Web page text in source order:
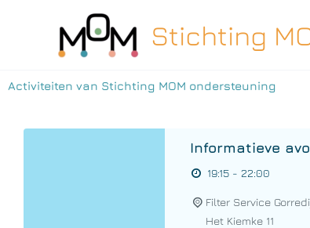
Stichting
Activiteiten van Stichting MOM ondersteuning
Informatieve
19:15 - 22:00
Filter Service
Het Kiemke 11